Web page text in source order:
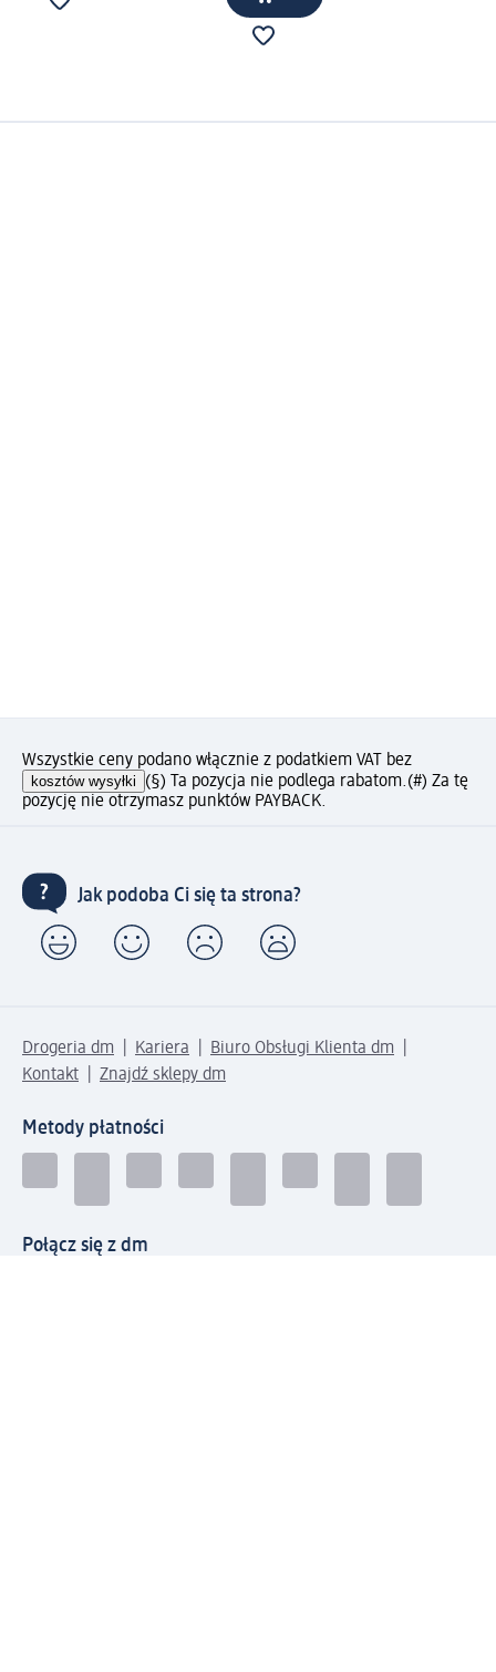
Wszystkie ceny podano włącznie z podatkiem VAT bez
kosztów wysyłki (§) Ta pozycja nie podlega rabatom.(#) Za tę
pozycję nie otrzymasz punktów PAYBACK.
Jak podoba Ci się ta strona?
Drogeria dm Kariera
Biuro Obsługi Klienta dm
Kontakt
Znajdź sklepy dm
Metody płatności
Połącz się z dm